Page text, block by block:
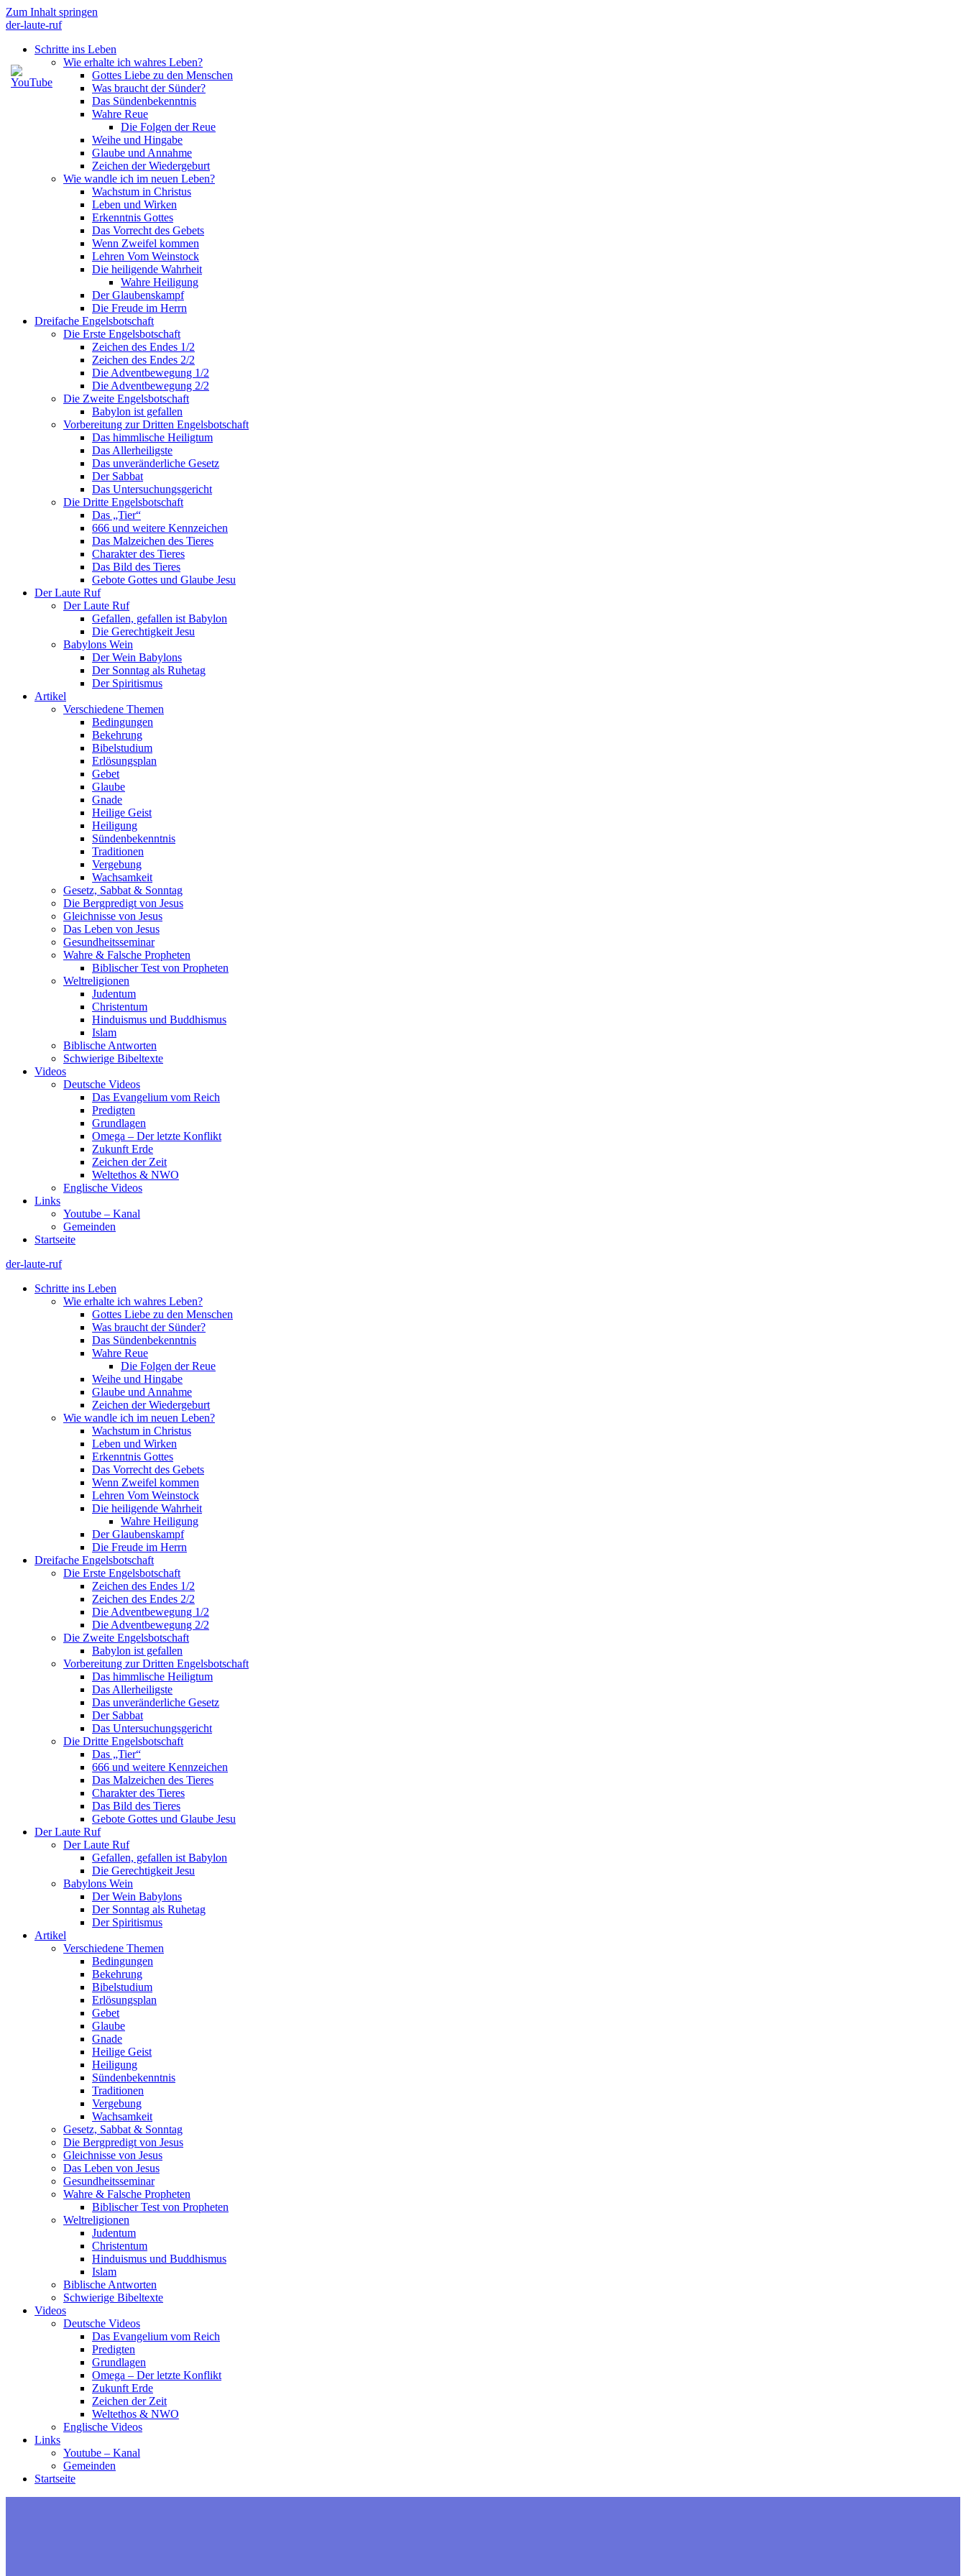
Zum Inhalt springen
der-laute-ruf
Schritte ins Leben
Wie erhalte ich wahres Leben?
Gottes Liebe zu den Menschen
Was braucht der Sünder?
Das Sündenbekenntnis
Wahre Reue
Die Folgen der Reue
Weihe und Hingabe
Glaube und Annahme
Zeichen der Wiedergeburt
Wie wandle ich im neuen Leben?
Wachstum in Christus
Leben und Wirken
Erkenntnis Gottes
Das Vorrecht des Gebets
Wenn Zweifel kommen
Lehren Vom Weinstock
Die heiligende Wahrheit
Wahre Heiligung
Der Glaubenskampf
Die Freude im Herrn
Dreifache Engelsbotschaft
Die Erste Engelsbotschaft
Zeichen des Endes 1/2
Zeichen des Endes 2/2
Die Adventbewegung 1/2
Die Adventbewegung 2/2
Die Zweite Engelsbotschaft
Babylon ist gefallen
Vorbereitung zur Dritten Engelsbotschaft
Das himmlische Heiligtum
Das Allerheiligste
Das unveränderliche Gesetz
Der Sabbat
Das Untersuchungsgericht
Die Dritte Engelsbotschaft
Das „Tier“
666 und weitere Kennzeichen
Das Malzeichen des Tieres
Charakter des Tieres
Das Bild des Tieres
Gebote Gottes und Glaube Jesu
Der Laute Ruf
Der Laute Ruf
Gefallen, gefallen ist Babylon
Die Gerechtigkeit Jesu
Babylons Wein
Der Wein Babylons
Der Sonntag als Ruhetag
Der Spiritismus
Artikel
Verschiedene Themen
Bedingungen
Bekehrung
Bibelstudium
Erlösungsplan
Gebet
Glaube
Gnade
Heilige Geist
Heiligung
Sündenbekenntnis
Traditionen
Vergebung
Wachsamkeit
Gesetz, Sabbat & Sonntag
Die Bergpredigt von Jesus
Gleichnisse von Jesus
Das Leben von Jesus
Gesundheitsseminar
Wahre & Falsche Propheten
Biblischer Test von Propheten
Weltreligionen
Judentum
Christentum
Hinduismus und Buddhismus
Islam
Biblische Antworten
Schwierige Bibeltexte
Videos
Deutsche Videos
Das Evangelium vom Reich
Predigten
Grundlagen
Omega – Der letzte Konflikt
Zukunft Erde
Zeichen der Zeit
Weltethos & NWO
Englische Videos
Links
Youtube – Kanal
Gemeinden
Startseite
der-laute-ruf
Schritte ins Leben
Wie erhalte ich wahres Leben?
Gottes Liebe zu den Menschen
Was braucht der Sünder?
Das Sündenbekenntnis
Wahre Reue
Die Folgen der Reue
Weihe und Hingabe
Glaube und Annahme
Zeichen der Wiedergeburt
Wie wandle ich im neuen Leben?
Wachstum in Christus
Leben und Wirken
Erkenntnis Gottes
Das Vorrecht des Gebets
Wenn Zweifel kommen
Lehren Vom Weinstock
Die heiligende Wahrheit
Wahre Heiligung
Der Glaubenskampf
Die Freude im Herrn
Dreifache Engelsbotschaft
Die Erste Engelsbotschaft
Zeichen des Endes 1/2
Zeichen des Endes 2/2
Die Adventbewegung 1/2
Die Adventbewegung 2/2
Die Zweite Engelsbotschaft
Babylon ist gefallen
Vorbereitung zur Dritten Engelsbotschaft
Das himmlische Heiligtum
Das Allerheiligste
Das unveränderliche Gesetz
Der Sabbat
Das Untersuchungsgericht
Die Dritte Engelsbotschaft
Das „Tier“
666 und weitere Kennzeichen
Das Malzeichen des Tieres
Charakter des Tieres
Das Bild des Tieres
Gebote Gottes und Glaube Jesu
Der Laute Ruf
Der Laute Ruf
Gefallen, gefallen ist Babylon
Die Gerechtigkeit Jesu
Babylons Wein
Der Wein Babylons
Der Sonntag als Ruhetag
Der Spiritismus
Artikel
Verschiedene Themen
Bedingungen
Bekehrung
Bibelstudium
Erlösungsplan
Gebet
Glaube
Gnade
Heilige Geist
Heiligung
Sündenbekenntnis
Traditionen
Vergebung
Wachsamkeit
Gesetz, Sabbat & Sonntag
Die Bergpredigt von Jesus
Gleichnisse von Jesus
Das Leben von Jesus
Gesundheitsseminar
Wahre & Falsche Propheten
Biblischer Test von Propheten
Weltreligionen
Judentum
Christentum
Hinduismus und Buddhismus
Islam
Biblische Antworten
Schwierige Bibeltexte
Videos
Deutsche Videos
Das Evangelium vom Reich
Predigten
Grundlagen
Omega – Der letzte Konflikt
Zukunft Erde
Zeichen der Zeit
Weltethos & NWO
Englische Videos
Links
Youtube – Kanal
Gemeinden
Startseite